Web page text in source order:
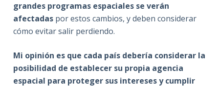
grandes programas espaciales se verán
afectadas por estos cambios, y deben considerar
cómo evitar salir perdiendo.
Mi opinión es que cada país debería considerar la
posibilidad de establecer su propia agencia
espacial para proteger sus intereses y cumplir